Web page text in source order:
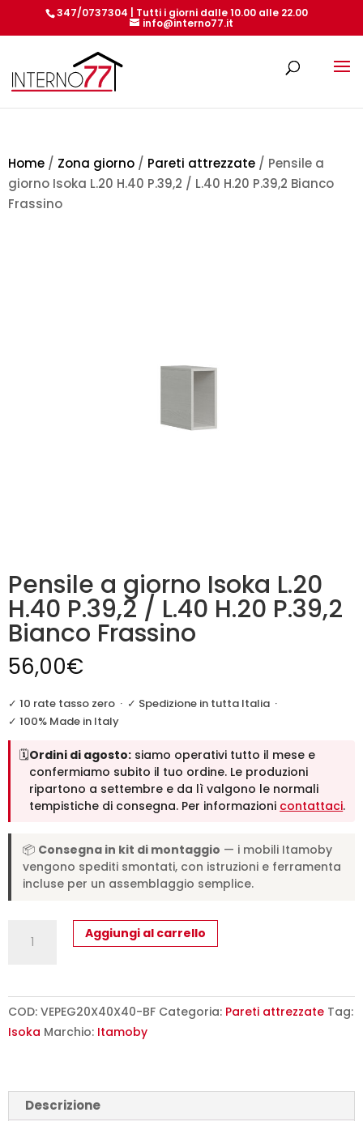
347/0737304 | Tutti i giorni dalle 10.00 alle 22.00
info@interno77.it
Home / Zona giorno / Pareti attrezzate / Pensile a
giorno Isoka L.20 H.40 P.39,2 / L.40 H.20 P.39,2 Bianco
Frassino
Pensile a giorno Isoka L.20
H.40 P.39,2 / L.40 H.20 P.39,2
Bianco Frassino
56,00€
✓ 10 rate tasso zero · ✓ Spedizione in tutta Italia ·
✓ 100% Made in Italy
🗓️Ordini di agosto: siamo operativi tutto il mese e
confermiamo subito il tuo ordine. Le produzioni
ripartono a settembre e da lì valgono le normali
tempistiche di consegna. Per informazioni contattaci.
📦 Consegna in kit di montaggio — i mobili Itamoby
vengono spediti smontati, con istruzioni e ferramenta
incluse per un assemblaggio semplice.
L.20
H.40
L.40
H.20
Aggiungi al carrello
COD: VEPEG20X40X40-BF Categoria: Pareti attrezzate Tag:
Isoka Marchio: Itamoby
Descrizione